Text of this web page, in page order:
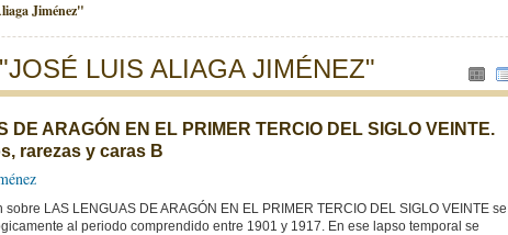
Jiménez"
LUIS ALIAGA JIMÉNEZ"
DE ARAGÓN EN EL PRIMER TERCIO DEL SIGLO VEINTE.
rarezas y caras B
sobre LAS LENGUAS DE ARAGÓN EN EL PRIMER TERCIO DEL SIGLO VEINTE se
al periodo comprendido entre 1901 y 1917. En ese lapso temporal se